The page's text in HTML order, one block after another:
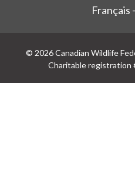
Français
© 2026 Canadian Wildlife
Charitable registration